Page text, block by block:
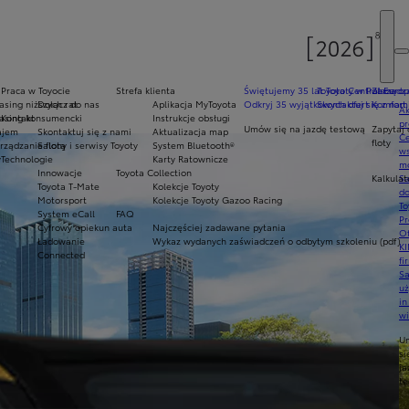
Świętujemy 35 lat Toyoty w Polsce
Odkryj 35 wyjątkowych ofert
Umów się na jazdę testową
Praca w Toyocie
Dołącz do nas
Kontakt
Skontaktuj się z nami
Salony i serwisy Toyoty
Technologie
Innowacje
Toyota T-Mate
Motorsport
System eCall
Cyfrowy opiekun auta
Ładowanie
Connected
Toyota Central
Skontaktuj się z
niższych rat
konsumencki
flotą
Komfort
Zapytaj
floty
Strefa klienta
Aplikacja MyToyota
Instrukcje obsługi
Aktualizacja map
System Bluetooth®
Karty Ratownicze
Toyota Collection
Kolekcje Toyoty
Kolekcje Toyoty Gazoo Racing
FAQ
Najczęściej zadawane pytania
Wykaz wydanych zaświadczeń o odbytym szkoleniu (pdf)